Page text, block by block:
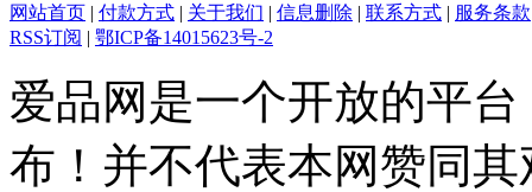
网站首页 | 付款方式 | 关于我们 | 信息删除 | 联系方式 | 服务条款
RSS订阅 | 鄂ICP备14015623号-2
爱品网是一个开放的平
布！并不代表本网赞同